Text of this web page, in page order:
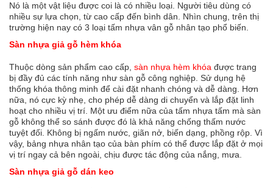
Nó là một vật liệu được coi là có nhiều loại. Người tiêu dùng có
nhiều sự lựa chọn, từ cao cấp đến bình dân. Nhìn chung, trên thị
trường hiện nay có 3 loại tấm nhựa vân gỗ nhân tạo phổ biến.
Sàn nhựa giả gỗ hèm khóa
Thuộc dòng sản phẩm cao cấp, sàn nhựa hèm khóa được trang
bị đầy đủ các tính năng như sàn gỗ công nghiệp. Sử dụng hệ
thống khóa thông minh để cài đặt nhanh chóng và dễ dàng. Hơn
nữa, nó cực kỳ nhẹ, cho phép dễ dàng di chuyển và lắp đặt linh
hoạt cho nhiều vị trí. Một ưu điểm nữa của tấm nhựa tấm mà sàn
gỗ không thể so sánh được đó là khả năng chống thấm nước
tuyệt đối. Không bị ngấm nước, giãn nở, biến dạng, phồng rộp. Vì
vậy, bảng nhựa nhân tạo của bàn phím có thể được lắp đặt ở mọi
vị trí ngay cả bên ngoài, chịu được tác động của nắng, mưa.
Sàn nhựa giả gỗ dán keo